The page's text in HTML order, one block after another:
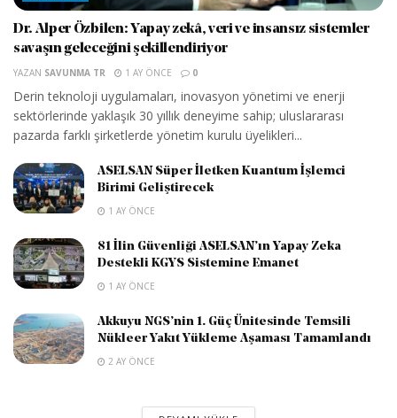
Dr. Alper Özbilen: Yapay zekâ, veri ve insansız sistemler
savaşın geleceğini şekillendiriyor
YAZAN SAVUNMA TR 1 AY ÖNCE 0
Derin teknoloji uygulamaları, inovasyon yönetimi ve enerji
sektörlerinde yaklaşık 30 yıllık deneyime sahip; uluslararası
pazarda farklı şirketlerde yönetim kurulu üyelikleri...
ASELSAN Süper İletken Kuantum İşlemci
Birimi Geliştirecek
1 AY ÖNCE
81 İlin Güvenliği ASELSAN’ın Yapay Zeka
Destekli KGYS Sistemine Emanet
1 AY ÖNCE
Akkuyu NGS’nin 1. Güç Ünitesinde Temsili
Nükleer Yakıt Yükleme Aşaması Tamamlandı
2 AY ÖNCE